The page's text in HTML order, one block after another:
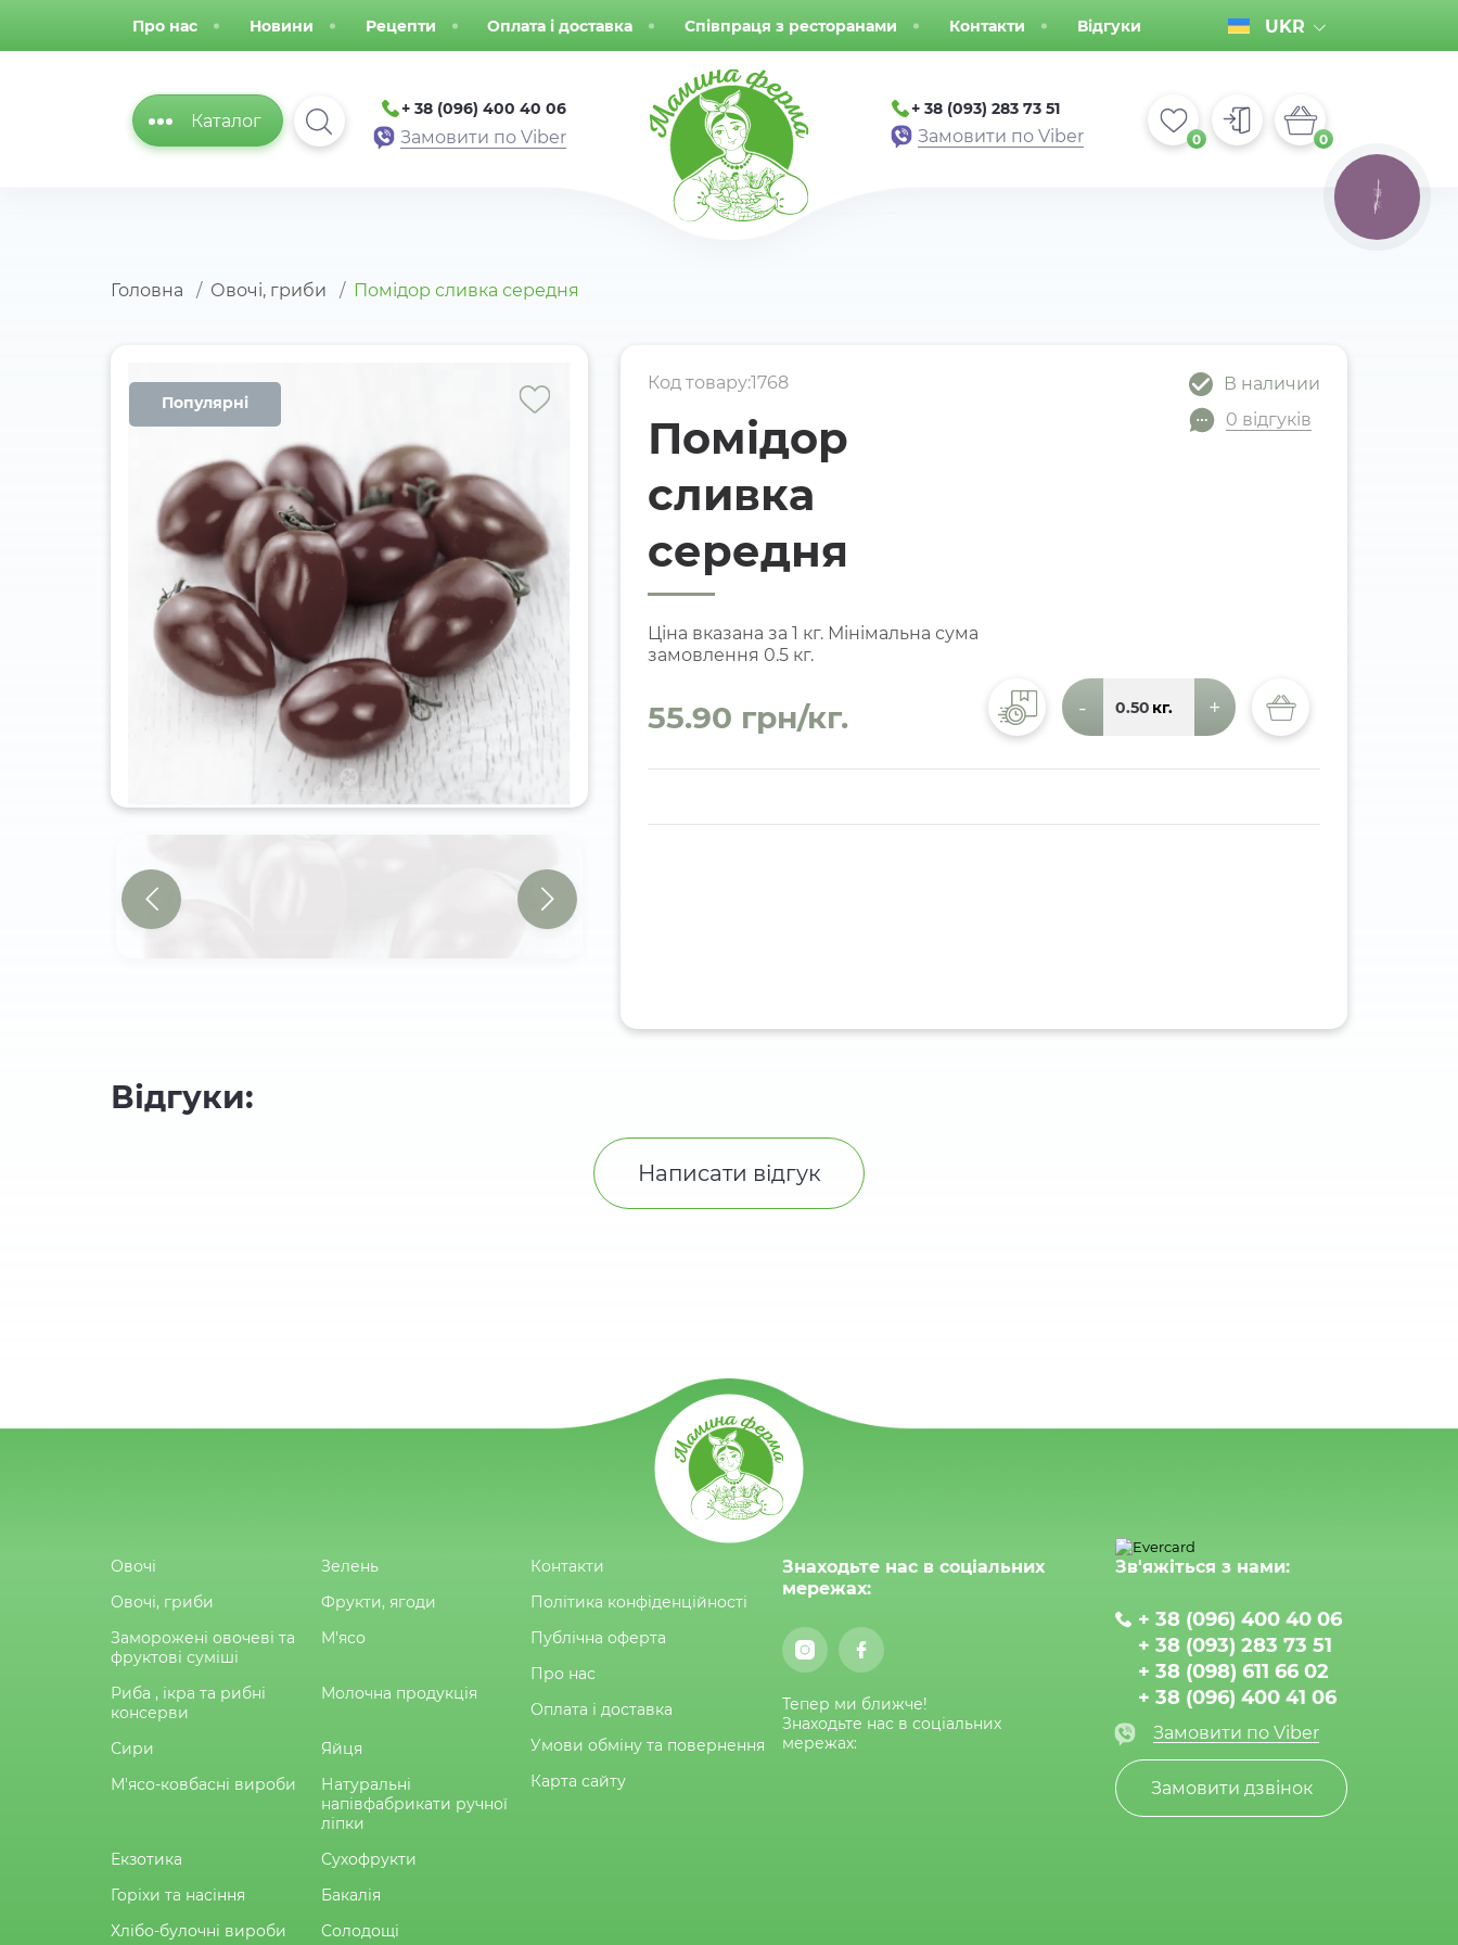
Новини Рецепти
Про нас Оплата і доставка Співпраця з ресторанами Контакти Відгуки UKR
Каталог
+ 38 (096) 400 40 06
Замовити по Viber
+ 38 (093) 283 73 51
Замовити по Viber 0 0
Головна Овочі, гриби Помідор сливка середня
Популярні
Код товару:1768
Помідор
сливка
середня
Ціна вказана за 1 кг. Мінімальна сума
замовлення 0.5 кг.
55.90 грн/кг.
В наличии
0 відгуків
- кг. +
Відгуки:
Написати відгук
Овочі
Зелень
Овочі, гриби
Фрукти, ягоди
Заморожені овочеві та
фруктові суміші
М'ясо
Риба , ікра та рибні
консерви
Молочна продукція
Сири
Яйця
М'ясо-ковбасні вироби
Натуральні
напівфабрикати ручної
ліпки
Екзотика
Сухофрукти
Горіхи та насіння
Бакалія
Хлібо-булочні вироби
Солодощі
Контакти
Політика конфіденційності
Публічна оферта
Про нас
Оплата і доставка
Умови обміну та повернення
Карта сайту
Знаходьте нас в соціальних
мережах:
Тепер ми ближче!
Знаходьте нас в соціальних
мережах:
Зв'яжіться з нами:
+ 38 (096) 400 40 06
+ 38 (093) 283 73 51
+ 38 (098) 611 66 02
+ 38 (096) 400 41 06
Замовити по Viber
Замовити дзвінок
КНОПКА
ЗВ'ЯЗКУ